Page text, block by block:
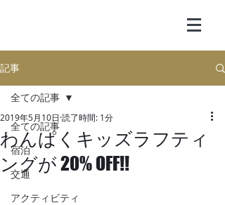
記事
全ての記事
宿泊
交通
アクティビティ
全ての記事
わんぱくキッズラフティ
ングが 20% OFF!!
2019年5月10日 読了時間: 1分